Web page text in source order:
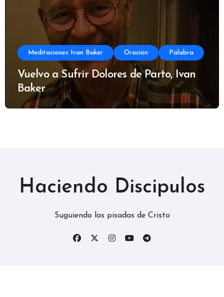
Meditaciones Ivan Baker Oración Palabra
Vuelvo a Sufrir Dolores de Parto, Ivan
Baker
Haciendo Discipulos
Suguiendo las pisadas de Cristo